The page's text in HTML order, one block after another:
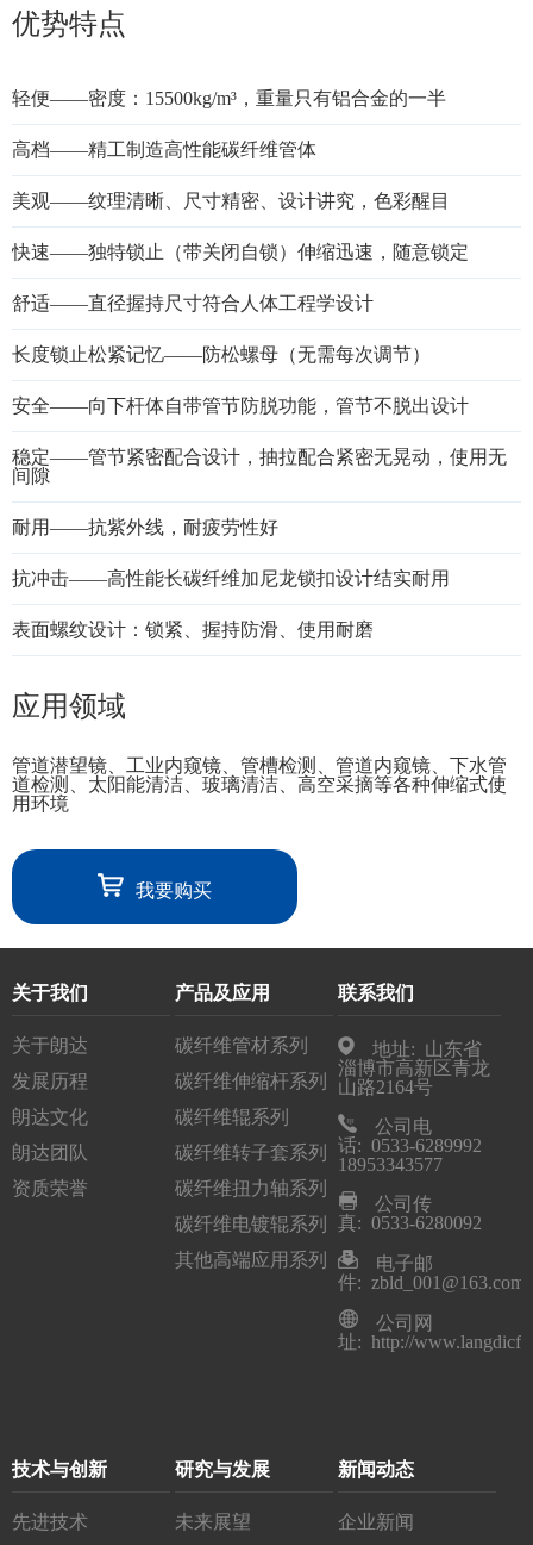
优势特点
轻便——密度：15500kg/m³，重量只有铝合金的一半
高档——精工制造高性能碳纤维管体
美观——纹理清晰、尺寸精密、设计讲究，色彩醒目
快速——独特锁止（带关闭自锁）伸缩迅速，随意锁定
舒适——直径握持尺寸符合人体工程学设计
长度锁止松紧记忆——防松螺母（无需每次调节）
安全——向下杆体自带管节防脱功能，管节不脱出设计
稳定——管节紧密配合设计，抽拉配合紧密无晃动，使用无
间隙
耐用——抗紫外线，耐疲劳性好
抗冲击——高性能长碳纤维加尼龙锁扣设计结实耐用
表面螺纹设计：锁紧、握持防滑、使用耐磨
应用领域
管道潜望镜、工业内窥镜、管槽检测、管道内窥镜、下水管
道检测、太阳能清洁、玻璃清洁、高空采摘等各种伸缩式使
用环境
我要购买
关于我们
关于朗达
发展历程
朗达文化
朗达团队
资质荣誉
产品及应用
碳纤维管材系列
碳纤维伸缩杆系列
碳纤维辊系列
碳纤维转子套系列
碳纤维扭力轴系列
碳纤维电镀辊系列
其他高端应用系列
联系我们
地址: 山东省
淄博市高新区青龙
山路2164号
公司电
话: 0533-6289992
18953343577
公司传
真: 0533-6280092
电子邮
件: zbld_001@163.com
公司网
址: http://
技术与创新
先进技术
研究与发展
未来展望
新闻动态
企业新闻